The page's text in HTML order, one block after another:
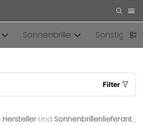
Sonnenbrille Sonstiges
Filter
HerstellerUnd Sonnenbrillenlieferant ,